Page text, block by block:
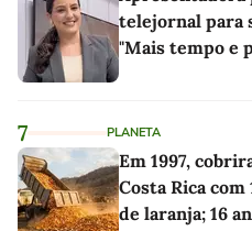
telejornal para
"Mais tempo e
7 PLANETA
Em 1997,
Costa Rica com
de laranja; 16